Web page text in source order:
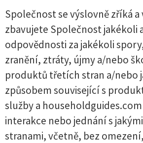
Společnost se výslovně zříká a
zbavujete Společnost jakékoli
odpovědnosti za jakékoli
zranění, ztráty, újmy a/nebo
produktů třetích stran a/nebo
způsobem související s
služby a
interakce nebo jednání s
stranami, včetně, bez